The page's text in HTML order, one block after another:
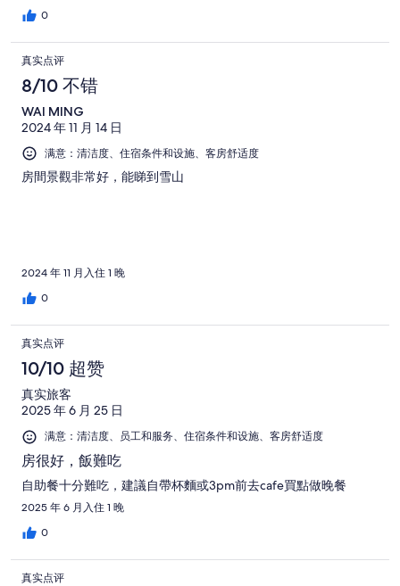
0
真实点评
8/10 不错
WAI MING
2024 年 11 月 14 日
满意：清洁度、住宿条件和设施、客房舒适度
房間景觀非常好，能睇到雪山
2024 年 11 月入住 1 晚
0
真实点评
10/10 超赞
真实旅客
2025 年 6 月 25 日
满意：清洁度、员工和服务、住宿条件和设施、客房舒适度
房很好，飯難吃
自助餐十分難吃，建議自帶杯麵或3pm前去cafe買點做晚餐
2025 年 6 月入住 1 晚
0
真实点评